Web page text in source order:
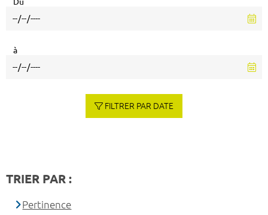
Du
à
FILTRER PAR DATE
TRIER PAR :
Pertinence